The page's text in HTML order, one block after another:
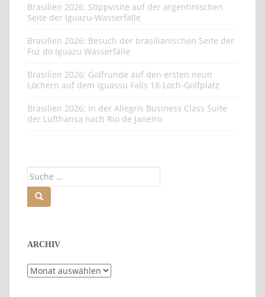
Brasilien 2026: Stippvisite auf der argentinischen
Seite der Iguazu-Wasserfälle
Brasilien 2026: Besuch der brasilianischen Seite der
Foz do Iguazu Wasserfälle
Brasilien 2026: Golfrunde auf den ersten neun
Löchern auf dem Iguassu Falls 18-Loch-Golfplatz
Brasilien 2026: In der Allegris Business Class Suite
der Lufthansa nach Rio de Janeiro
ARCHIV
Archiv